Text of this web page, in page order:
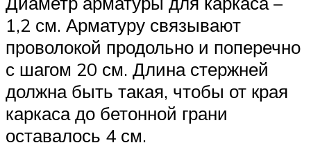
1,2 см. Арматуру связывают
проволокой продольно и поперечно
с шагом 20 см. Длина стержней
должна быть такая, чтобы от края
каркаса до бетонной грани
оставалось 4 см.